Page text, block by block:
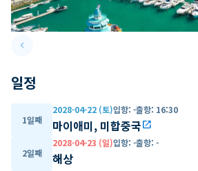
keyboard_arrow_leftPrevious slide
일정
1일째
2028-04-22 (토)입항: -출항: 16:30
마이애미, 미합중국open_in_new
2일째
2028-04-23 (일)입항: -출항: -
해상